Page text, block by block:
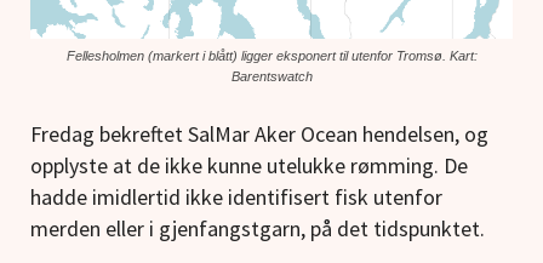
Fellesholmen (markert i blått) ligger eksponert til utenfor Tromsø. Kart:
Barentswatch
Fredag bekreftet SalMar Aker Ocean hendelsen, og
opplyste at de ikke kunne utelukke rømming. De
hadde imidlertid ikke identifisert fisk utenfor
merden eller i gjenfangstgarn, på det tidspunktet.